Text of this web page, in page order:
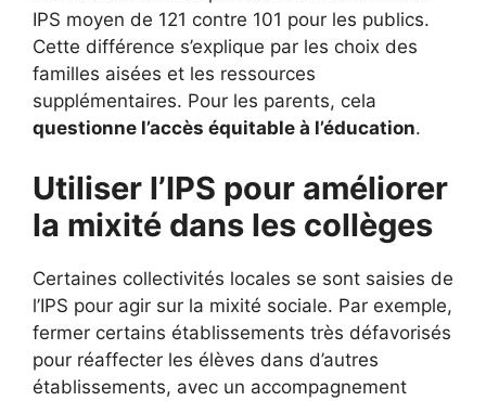
IPS moyen de 121 contre 101 pour les publics.
Cette différence s’explique par les choix des
familles aisées et les ressources
supplémentaires. Pour les parents, cela
questionne l’accès équitable à l’éducation.
Utiliser l’IPS pour améliorer
la mixité dans les collèges
Certaines collectivités locales se sont saisies de
l’IPS pour agir sur la mixité sociale. Par exemple,
fermer certains établissements très défavorisés
pour réaffecter les élèves dans d’autres
établissements, avec un accompagnement